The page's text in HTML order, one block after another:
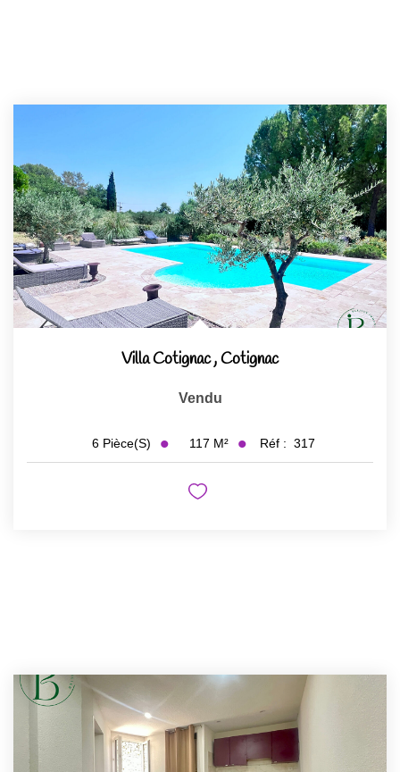
Villa Cotignac,Cotignac
Vendu
6 Pièce(s) 117 M² Réf : 317